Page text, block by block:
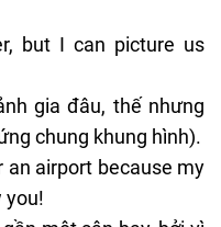
but I can picture us
gia đâu, thế nhưng
chung khung hình).
an airport because my
you!